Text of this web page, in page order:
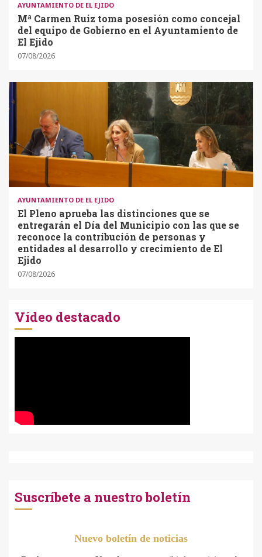
AYUNTAMIENTO DE EL EJIDO
Mª Carmen Ruiz toma posesión como concejal
del equipo de Gobierno en el Ayuntamiento de
El Ejido
07/08/2026
AYUNTAMIENTO DE EL EJIDO
El Pleno aprueba las distinciones que se
entregarán el Día del Municipio con las que se
reconoce la contribución de personas y
entidades al desarrollo y crecimiento de El
Ejido
07/08/2026
Vídeo destacado
Suscríbete a nuestro boletín
Nuevo boletín de noticias